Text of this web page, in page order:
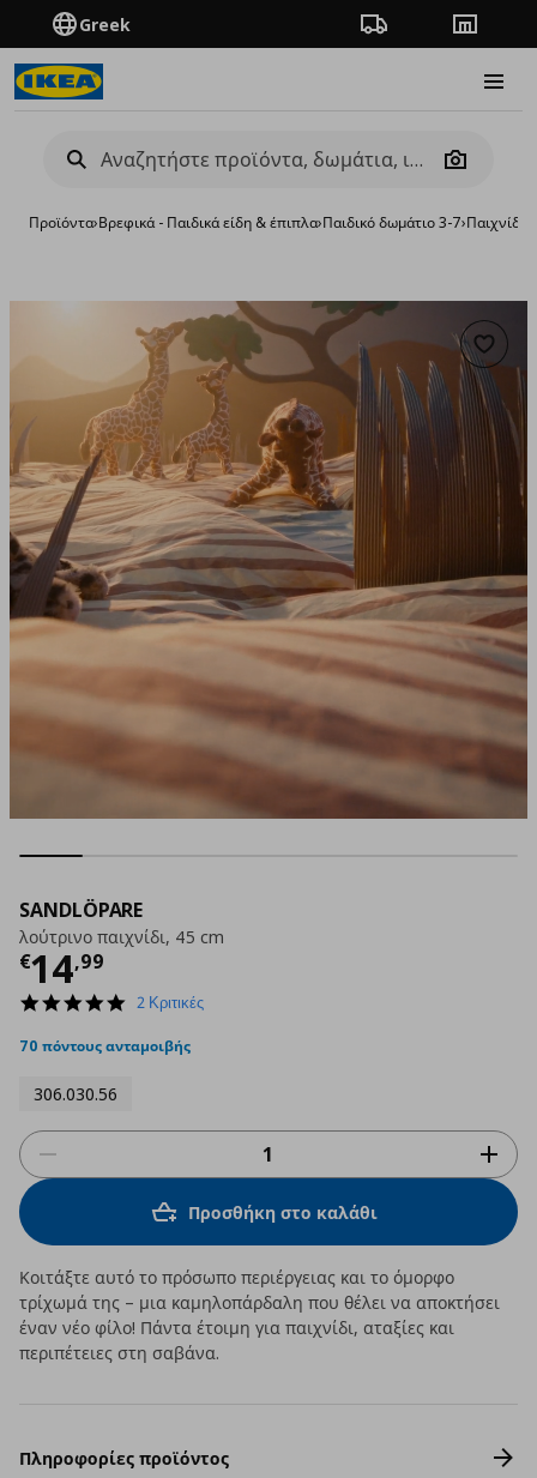
Greek Πορεία παραγγελίας
Camera
Προϊόντα›Βρεφικά - Παιδικά είδη & έπιπλα›Παιδικό δωμάτιο 3-7›
SANDLÖPARE
λούτρινο παιχνίδι, 45 cm
€14,99
Τρέχουσα τιμή
5.0
rating
2 Κριτικές
70 πόντους ανταμοιβής
306.030.56
Προσθήκη στο καλάθι
Κοιτάξτε αυτό το πρόσωπο περιέργειας και το όμορφο
τρίχωμά της – μια καμηλοπάρδαλη που θέλει να αποκτήσει
έναν νέο φίλο! Πάντα έτοιμη για παιχνίδι, αταξίες και
περιπέτειες στη σαβάνα.
Πληροφορίες προϊόντος